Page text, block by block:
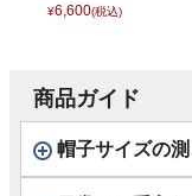
GP（ピグメント
¥6,600(税込)
商品ガイド
帽子サイズの